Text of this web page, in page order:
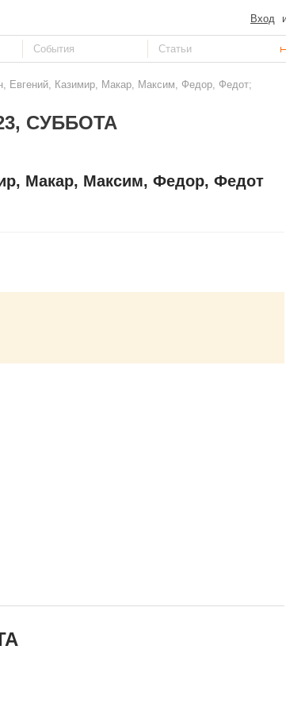
Вход
Евгений, Казимир, Макар, Максим, Федор, Федот;
СУББОТА
Макар, Максим, Федор, Федот